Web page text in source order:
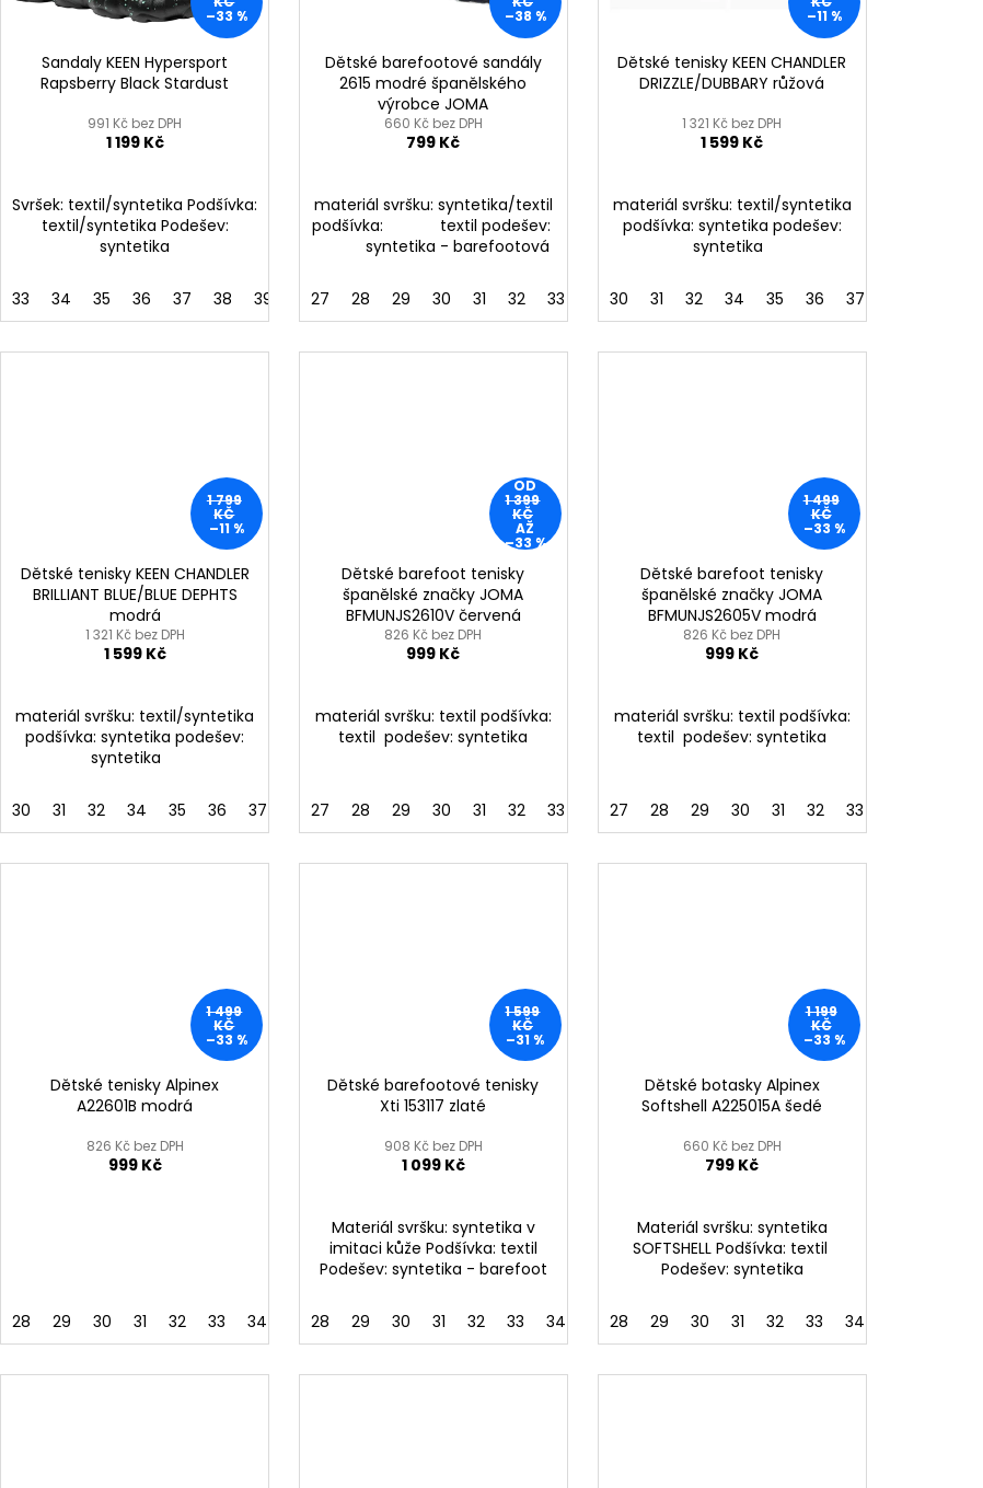
–33 %
Sandaly KEEN Hypersport
Rapsberry Black Stardust
991 Kč bez DPH
1 199 Kč
Svršek: textil/syntetika Podšívka:
textil/syntetika Podešev:
syntetika
33 34 35 36 37 38 39
–38 %
Dětské barefootové sandály
2615 modré španělského
výrobce JOMA
660 Kč bez DPH
799 Kč
materiál svršku: syntetika/textil
podšívka: textil podešev:
syntetika - barefootová
27 28 29 30 31 32 33
–11 %
Dětské tenisky KEEN CHANDLER
DRIZZLE/DUBBARY růžová
1 321 Kč bez DPH
1 599 Kč
materiál svršku: textil/syntetika
podšívka: syntetika podešev:
syntetika
30 31 32 34 35 36 37
1 799
KČ
–11 %
Dětské tenisky KEEN CHANDLER
BRILLIANT BLUE/BLUE DEPHTS
modrá
1 321 Kč bez DPH
1 599 Kč
materiál svršku: textil/syntetika
podšívka: syntetika podešev:
syntetika
30 31 32 34 35 36 37
OD
1 399
KČ
AŽ
–33 %
Dětské barefoot tenisky
španělské značky JOMA
BFMUNJS2610V červená
826 Kč bez DPH
999 Kč
materiál svršku: textil podšívka:
textil podešev: syntetika
27 28 29 30 31 32 33
1 499
KČ
–33 %
Dětské barefoot tenisky
španělské značky JOMA
BFMUNJS2605V modrá
826 Kč bez DPH
999 Kč
materiál svršku: textil podšívka:
textil podešev: syntetika
27 28 29 30 31 32 33
1 499
KČ
–33 %
Dětské tenisky Alpinex
A22601B modrá
826 Kč bez DPH
999 Kč
28 29 30 31 32 33 34
1 599
KČ
–31 %
Dětské barefootové tenisky
Xti 153117 zlaté
908 Kč bez DPH
1 099 Kč
Materiál svršku: syntetika v
imitaci kůže Podšívka: textil
Podešev: syntetika - barefoot
28 29 30 31 32 33 34
1 199
KČ
–33 %
Dětské botasky Alpinex
Softshell A225015A šedé
660 Kč bez DPH
799 Kč
Materiál svršku: syntetika
SOFTSHELL Podšívka: textil
Podešev: syntetika
28 29 30 31 32 33 34
2 799 Kč Původně: 899 Kč